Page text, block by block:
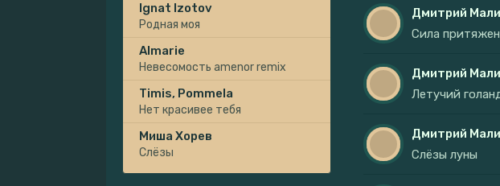
Ignat Izotov
Родная моя
Almarie
Невесомость amenor remix
Timis, Pommela
Нет красивее тебя
Миша Хорев
Слёзы
Дмитрий
Сила
Дмитрий
Летучий
Дмитрий
Слёзы луны